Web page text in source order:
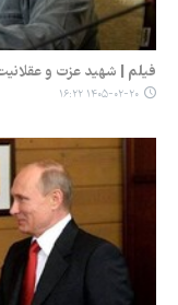
فیلم | شهید عزت و
۱۴۰۵-۰۲-۲۰ ۱۶:۲۲